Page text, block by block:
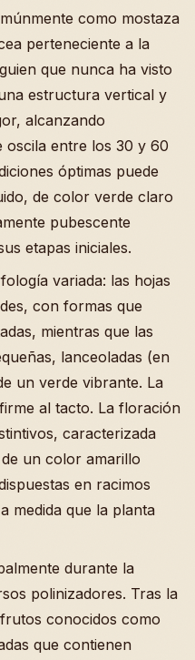
como mostaza
perteneciente a la
que nunca ha visto
estructura vertical y
alcanzando
oscila entre los 30 y 60
óptimas puede
de color verde claro
pubescente
etapas iniciales.
variada: las hojas
con formas que
mientras que las
lanceoladas (en
un verde vibrante. La
al tacto. La floración
caracterizada
un color amarillo
en racimos
medida que la planta
durante la
polinizadores. Tras la
conocidos como
que contienen